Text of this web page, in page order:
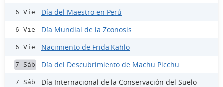
6 Vie Día del Maestro en Perú
6 Vie Día Mundial de la Zoonosis
6 Vie Nacimiento de Frida Kahlo
7 Sáb Día del Descubrimiento de Machu Picchu
7 Sáb Día Internacional de la Conservación del Suelo